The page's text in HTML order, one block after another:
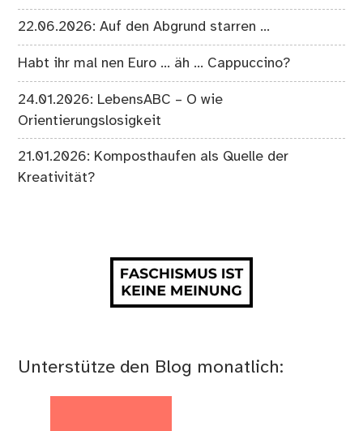
22.06.2026: Auf den Abgrund starren …
Habt ihr mal nen Euro … äh … Cappuccino?
24.01.2026: LebensABC – O wie
Orientierungslosigkeit
21.01.2026: Komposthaufen als Quelle der
Kreativität?
Unterstütze den Blog monatlich: